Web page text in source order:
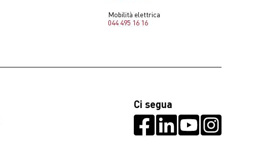
Mobilità elettrica
044 495 16 16
Ci segua